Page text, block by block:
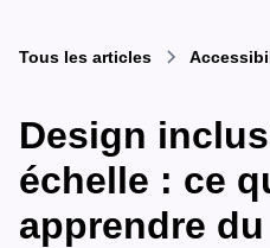
Tous les articles
Design
échelle : ce
apprendre